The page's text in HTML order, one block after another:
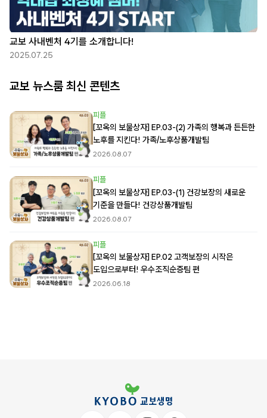
교보 사내벤처 4기를 소개합니다!
2025.07.25
교보 뉴스룸 최신 콘텐츠
피플
[꼬옥의 보물상자] EP.03-(2) 가족의 행복과 든든한
노후를 지킨다! 가족/노후상품개발팀
2026.08.07
피플
[꼬옥의 보물상자] EP.03-(1) 건강보장의 새로운
기준을 만들다! 건강상품개발팀
2026.08.07
피플
[꼬옥의 보물상자] EP.02 고객보장의 시작은
도입으로부터! 우수조직순증팀 편
2026.06.18